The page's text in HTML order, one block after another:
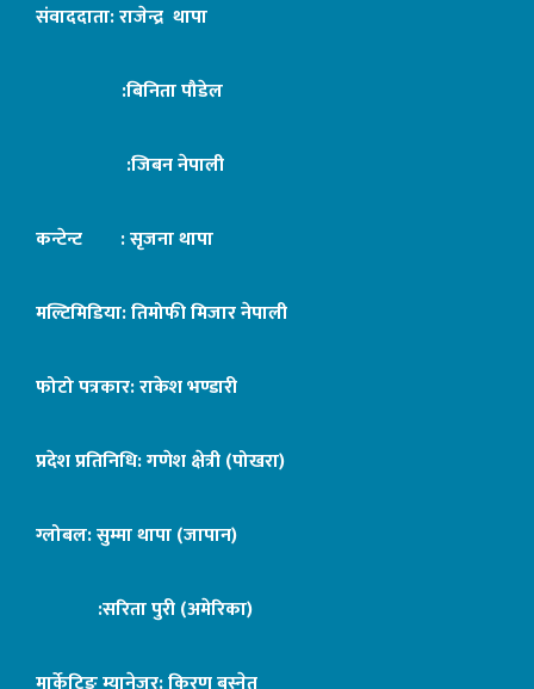
संवाददाता: राजेन्द्र थापा
:बिनिता पौडेल
:जिबन नेपाली
कन्टेन्ट : सृजना थापा
मल्टिमिडिया: तिमोफी मिजार नेपाली
फोटो पत्रकार: राकेश भण्डारी
प्रदेश प्रतिनिधि: गणेश क्षेत्री (पोखरा)
ग्लोबल: सुम्मा थापा (जापान)
:सरिता पुरी (अमेरिका)